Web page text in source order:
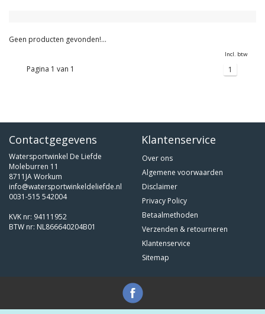
Geen producten gevonden!...
Incl. btw
Pagina 1 van 1 1
Contactgegevens
Watersportwinkel De Liefde
Moleburren 11
8711JA Workum
info@watersportwinkeldeliefde.nl
0031-515 542004
KVK nr: 94111952
BTW nr: NL866640204B01
Klantenservice
Over ons
Algemene voorwaarden
Disclaimer
Privacy Policy
Betaalmethoden
Verzenden & retourneren
Klantenservice
Sitemap